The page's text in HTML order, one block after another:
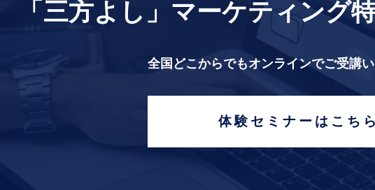
「三方よし」マーケティング
全国どこからでもオンラインでご受講い
体験セミナーはこちら